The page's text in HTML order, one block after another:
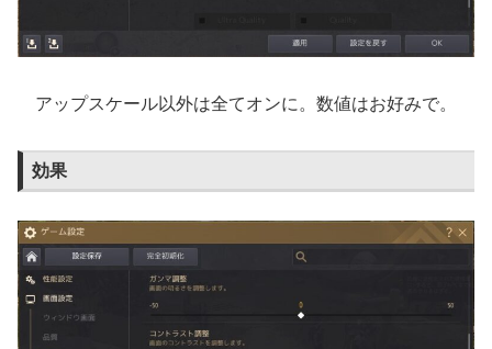
アップスケール以外は全てオンに。数値はお好みで。
効果